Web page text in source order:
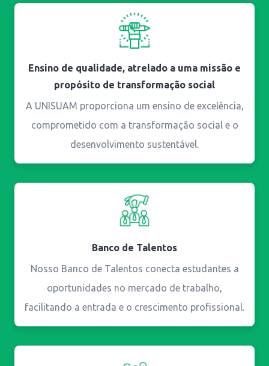
Ensino de qualidade, atrelado a uma missão e
propósito de transformação social
A UNISUAM proporciona um ensino de excelência,
comprometido com a transformação social e o
desenvolvimento sustentável.
Banco de Talentos
Nosso Banco de Talentos conecta estudantes a
oportunidades no mercado de trabalho,
facilitando a entrada e o crescimento profissional.